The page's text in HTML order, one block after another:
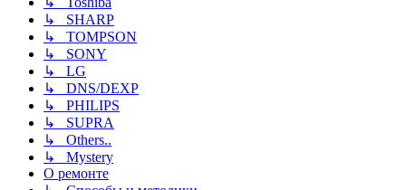
↳ SHARP
↳ TOMPSON
↳ SONY
↳ LG
↳ DNS/DEXP
↳ PHILIPS
↳ SUPRA
↳ Others..
↳ Mystery
О ремонте